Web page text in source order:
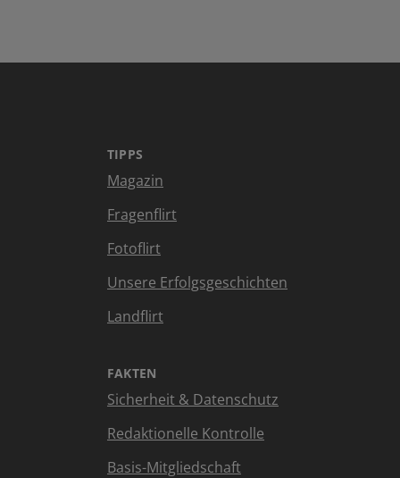
TIPPS
Magazin
Fragenflirt
Fotoflirt
Unsere Erfolgsgeschichten
Landflirt
FAKTEN
Sicherheit & Datenschutz
Redaktionelle Kontrolle
Basis-Mitgliedschaft